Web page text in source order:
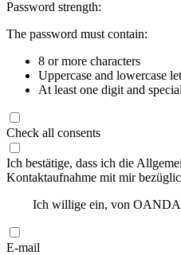
Password strength:
The password must contain:
8 or more characters
Uppercase and lowercase
At least one digit and
Check all consents
Ich bestätige, dass ich die
Kontaktaufnahme mit mir
Ich willige ein, von OANDA
E-mail